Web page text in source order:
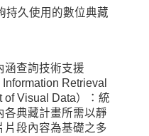
持久使用的數位典藏
涵查詢技術支援
Information Retrieval
of Visual Data）：統
各典藏計畫所需以靜
片段內容為基礎之多